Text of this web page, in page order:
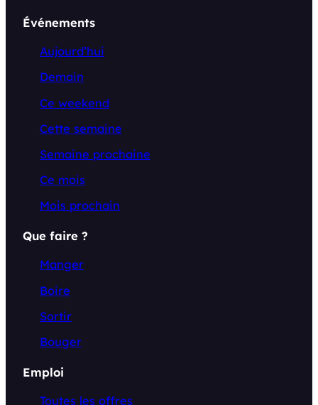
Événements
Aujourd’hui
Demain
Ce weekend
Cette semaine
Semaine prochaine
Ce mois
Mois prochain
Que faire ?
Manger
Boire
Sortir
Bouger
Emploi
Toutes les offres